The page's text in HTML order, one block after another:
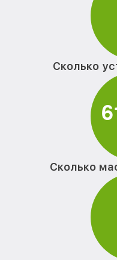
Сколько
6
Сколько